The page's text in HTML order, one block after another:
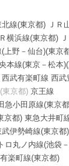
北線(東京都) ＪＲ
横浜線(東京都)
(上野－仙台)(東京
本線(東京－松本
西武有楽町線 西武
東京都) 京王線
急小田原線(東京
京都) 東急大井町
武伊勢崎線(東京都)
ロ丸ノ内線(池袋
楽町線(東京都)